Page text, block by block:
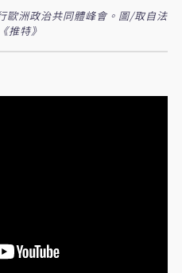
歐洲政治共同體峰會。圖/取自法
推特》